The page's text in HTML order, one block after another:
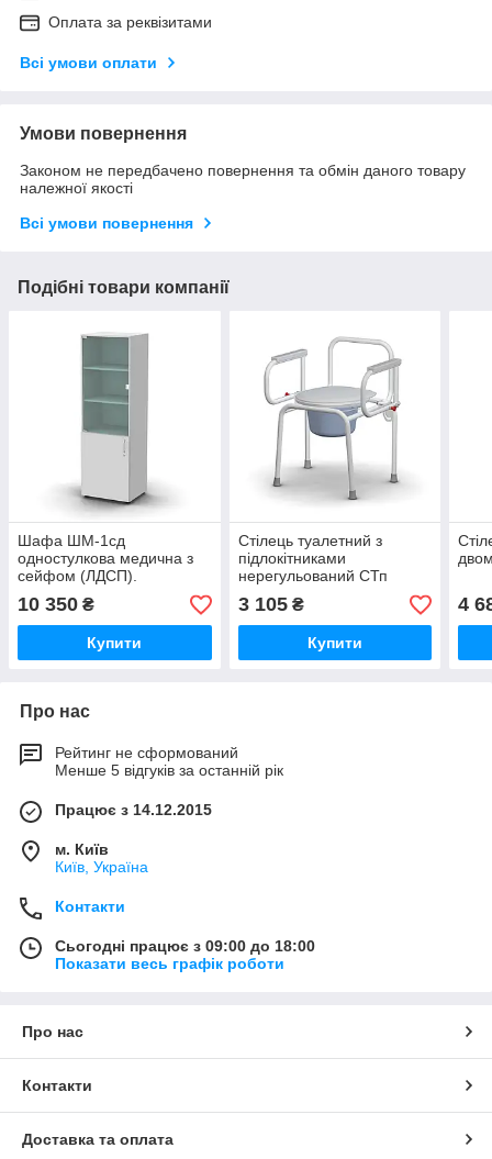
Оплата за реквізитами
Всі умови оплати
Умови повернення
Законом не передбачено повернення та обмін даного товару
належної якості
Всі умови повернення
Подібні товари компанії
Шафа ШМ-1сд
одностулкова медична з
сейфом (ЛДСП).
10 350 ₴
Купити
Стілець туалетний з
підлокітниками
нерегульований СТп
3 105₴
Купити
4
Про нас
Рейтинг не сформований
Менше 5 відгуків за останній рік
Працює з 14.12.2015
м. Київ
Київ, Україна
Контакти
Сьогодні працює з 09:00 до 18:00
Показати весь графік роботи
Про нас
Контакти
Доставка та оплата